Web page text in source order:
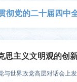
彻党的二十届四中
思主义文明观的创
与世界政党高层对话会